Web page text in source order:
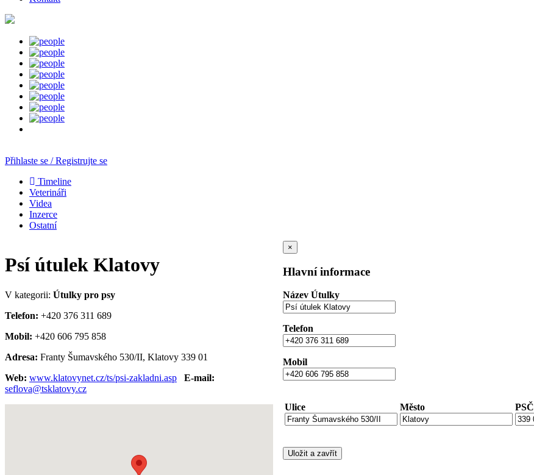
Přihlaste se / Registrujte se
Timeline
Veterináři
Videa
Inzerce
Ostatní
Psí útulek Klatovy
V kategorii: Útulky pro psy
Telefon: +420 376 311 689
Mobil: +420 606 795 858
Adresa: Franty Šumavského 530/II, Klatovy 339 01
Web: www.klatovynet.cz/ts/psi-zakladni.asp
E-mail:
seflova@tsklatovy.cz
×
Hlavní informace
Název Útulky
Telefon
Mobil
Ulice Město PSČ